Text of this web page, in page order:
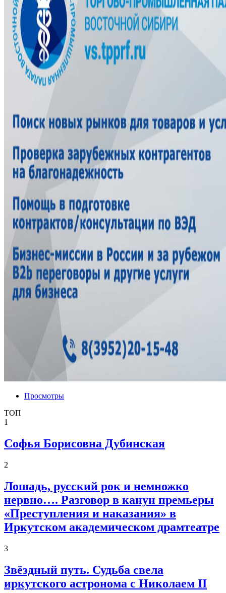
Просмотры
ТОП
1
Софья Борисовна Дубинская
2
Лошадь, русский рок и немножко
нервно…. Разговор в канун премьеры
«Преступления и наказания» в
Иркутском академическом драмтеатре
3
Звёздный путь. Судьба свела
иркутского астронома с Николаем II